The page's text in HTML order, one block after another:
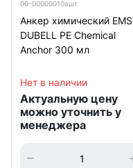
00-00000010ашт
Анкер химический EMS
DUBELL PE Chemical
Anchor 300 мл
Нет в наличии
Актуальную цену
можно уточнить у
менеджера